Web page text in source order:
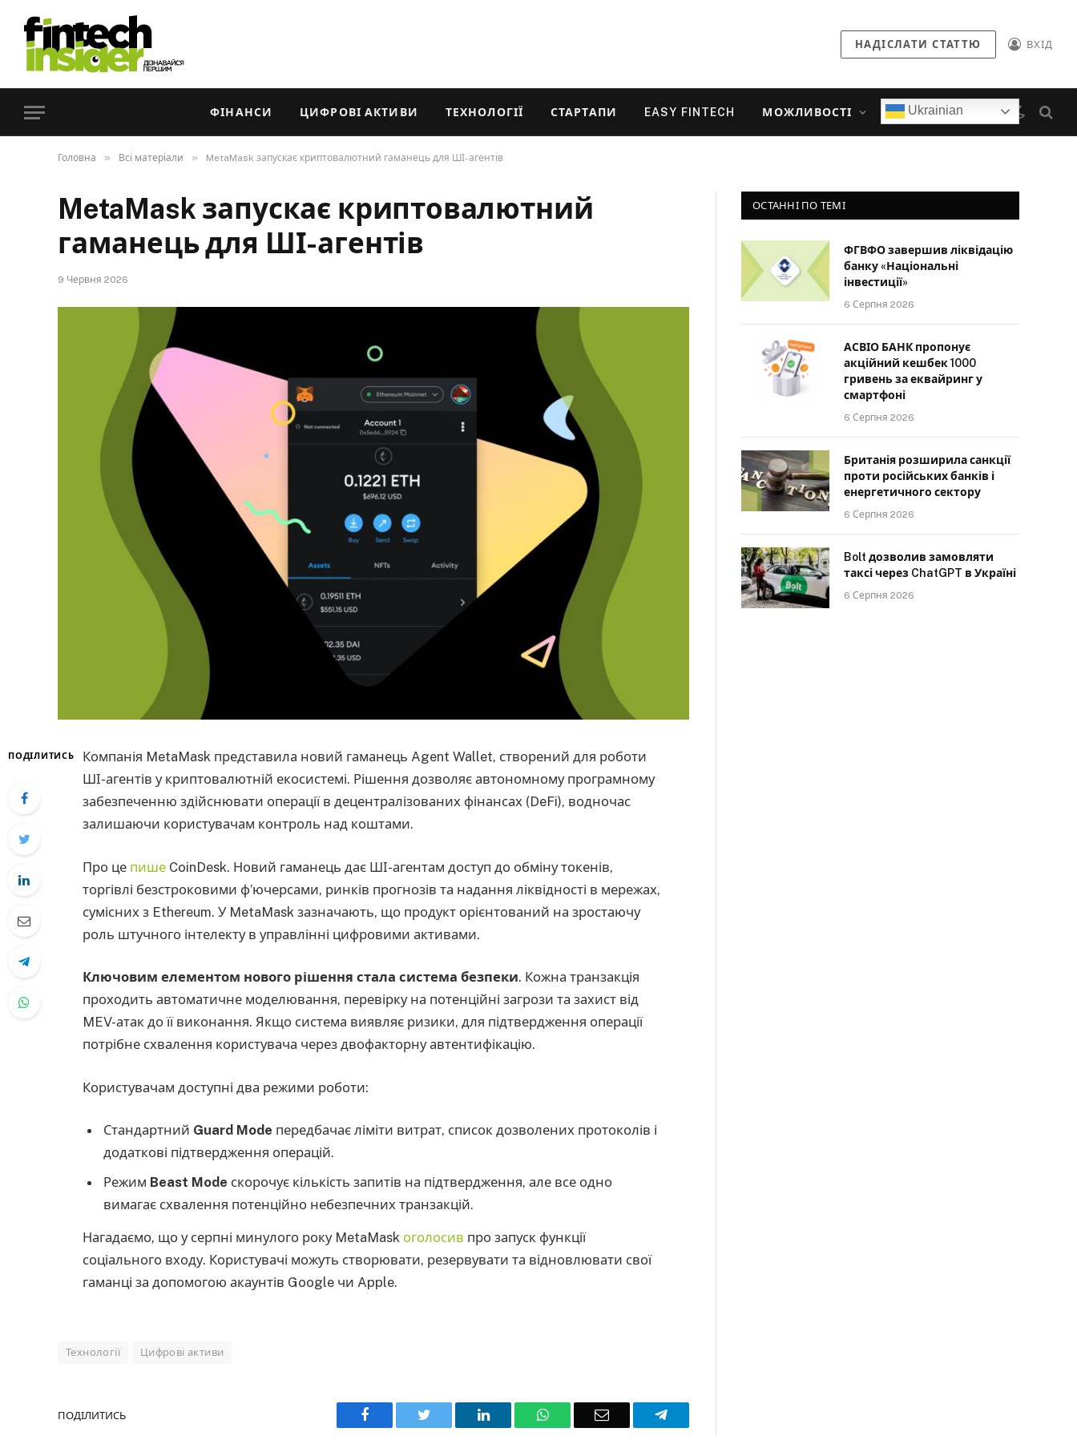
НАДІСЛАТИ СТАТТЮ ВХІД
ФІНАНСИ ЦИФРОВІ АКТИВИ ТЕХНОЛОГІЇ СТАРТАПИ EASY FINTECH МОЖЛИВОСТІ Ukrainian
Головна » Всі матеріали » MetaMask запускає криптовалютний гаманець для ШІ-агентів
MetaMask запускає криптовалютний
гаманець для ШІ-агентів
9 Червня 2026
ПОДІЛИТИСЬ
Компанія MetaMask представила новий гаманець Agent Wallet, створений для роботи
ШІ-агентів у криптовалютній екосистемі. Рішення дозволяє автономному програмному
забезпеченню здійснювати операції в децентралізованих фінансах (DeFi), водночас
залишаючи користувачам контроль над коштами.
Про це пише CoinDesk. Новий гаманець дає ШІ-агентам доступ до обміну токенів,
торгівлі безстроковими ф’ючерсами, ринків прогнозів та надання ліквідності в мережах,
сумісних з Ethereum. У MetaMask зазначають, що продукт орієнтований на зростаючу
роль штучного інтелекту в управлінні цифровими активами.
Ключовим елементом нового рішення стала система безпеки. Кожна транзакція
проходить автоматичне моделювання, перевірку на потенційні загрози та захист від
MEV-атак до її виконання. Якщо система виявляє ризики, для підтвердження операції
потрібне схвалення користувача через двофакторну автентифікацію.
Користувачам доступні два режими роботи:
Стандартний Guard Mode передбачає ліміти витрат, список дозволених протоколів і
додаткові підтвердження операцій.
Режим Beast Mode скорочує кількість запитів на підтвердження, але все одно
вимагає схвалення потенційно небезпечних транзакцій.
Нагадаємо, що у серпні минулого року MetaMask оголосив про запуск функції
соціального входу. Користувачі можуть створювати, резервувати та відновлювати свої
гаманці за допомогою акаунтів Google чи Apple.
Технології Цифрові активи
ПОДІЛИТИСЬ Facebook Twitter LinkedIn WhatsAppEmail Telegram
ОСТАННІ ПО ТЕМІ
ФГВФО завершив ліквідацію
банку «Національні
інвестиції»
6 Серпня 2026
АСВІО БАНК пропонує
акційний кешбек 1000
гривень за еквайринг у
смартфоні
6 Серпня 2026
Британія розширила санкції
проти російських банків і
енергетичного сектору
6 Серпня 2026
Bolt дозволив замовляти
таксі через ChatGPT в Україні
6 Серпня 2026